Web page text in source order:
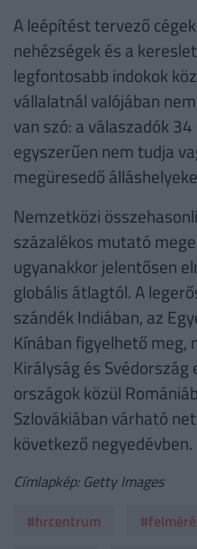
A leépítést tervező
nehézségek és a
legfontosabb indokok
vállalatnál valójában
van szó: a válaszadók
egyszerűen nem tudja
megüresedő
Nemzetközi
százalékos mutató
ugyanakkor jelentősen
globális átlagtól. A
szándék Indiában, az
Kínában figyelhető meg,
Királyság és
országok közül
Szlovákiában várható
következő negyedévben.
Címlapkép: Getty Images
#hrcentrum